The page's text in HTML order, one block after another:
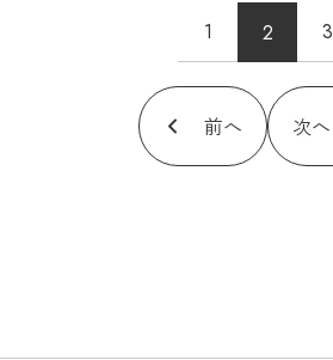
前へ
1 2 3
次へ